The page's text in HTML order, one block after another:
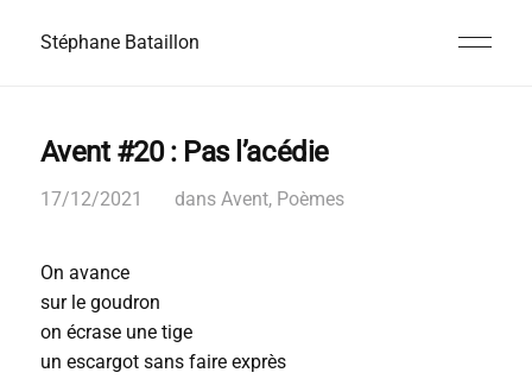
Stéphane Bataillon
Avent #20 : Pas l’acédie
17/12/2021 dans Avent, Poèmes
On avance
sur le goudron
on écrase une tige
un escargot sans faire exprès